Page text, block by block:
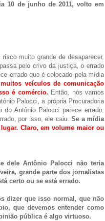
10 de junho de 2011, volto em
muito grande de desaparecer,
pelo crivo da justiça, o errado
errado que é colocado pela mídia
veículos de comunicação
é comércio. Então, nós vamos
Palocci, a própria Procuradoria
Antônio Palocci parece errado,
por isso, ele caiu.Se a mídia
Claro, em volume maior ou
dele Antônio Palocci não teria
grande parte dos jornalistas
certo ou se está errado.
dizer que isso normal, que não
que devemos entender como
pública é algo virtuoso.